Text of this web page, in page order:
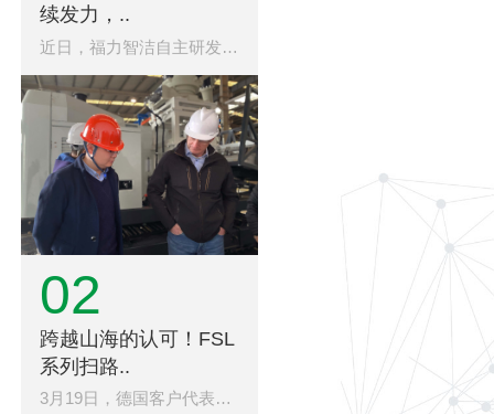
续发力，..
近日，福力智洁自主研发的光伏板清洗车在宁夏石嘴山市某..
02
跨越山海的认可！FSL
系列扫路..
3月19日，德国客户代表团专程到访湖南福力智洁科技有限..